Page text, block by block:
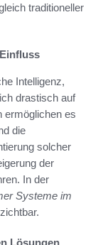
traditioneller
Intelligenz,
drastisch auf
ermöglichen es
die
solcher
der
In der
Systeme im
Lösungen